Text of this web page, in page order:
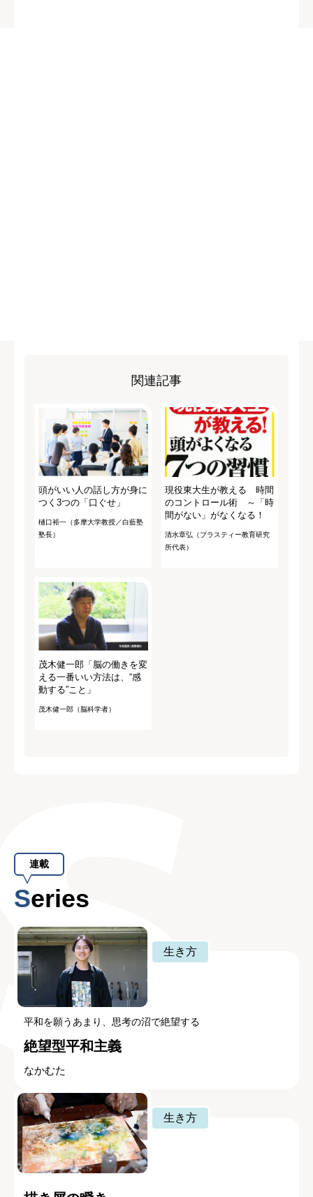
関連記事
頭がいい人の話し方が身に
つく3つの「口ぐせ」
樋口裕一（多摩大学教授／白藍塾
塾長）
現役東大生が教える 時間
のコントロール術 ～「時
間がない」がなくなる！
清水章弘（プラスティー教育研究
所代表）
茂木健一郎「脳の働きを変
える一番いい方法は、“感
動する”こと」
茂木健一郎（脳科学者）
連載
Series
生き方
平和を願うあまり、思考の沼で絶望する
絶望型平和主義
なかむた
生き方